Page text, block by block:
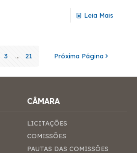
Leia Mais
3 ... 21 Próxima Página
CÂMARA
LICITAÇÕES
COMISSÕES
PAUTAS DAS COMISSÕES